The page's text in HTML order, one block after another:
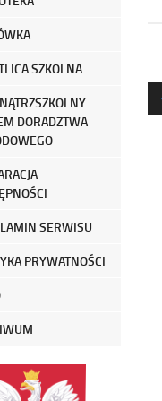
SZKOLNA
DORADZTWA
SERWISU
PRYWATNOŚCI